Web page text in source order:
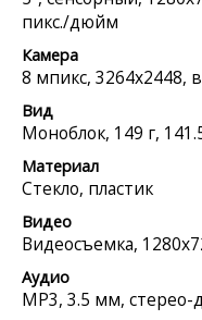
пикс./дюйм
Камера
8 мпикс, 3264x2448,
Вид
Моноблок, 149 г,
Материал
Стекло, пластик
Видео
Видеосъемка,
Аудио
MP3, 3.5 мм,